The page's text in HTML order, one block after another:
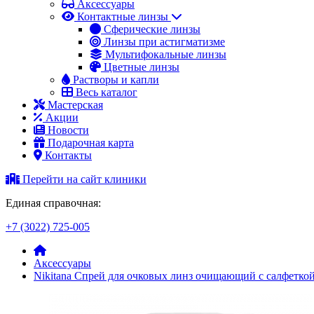
Аксессуары
Контактные линзы
Сферические линзы
Линзы при астигматизме
Мультифокальные линзы
Цветные линзы
Растворы и капли
Весь каталог
Мастерская
Акции
Новости
Подарочная карта
Контакты
Перейти на сайт клиники
Единая справочная:
+7 (3022) 725-005
Аксессуары
Nikitana Спрей для очковых линз очищающий с